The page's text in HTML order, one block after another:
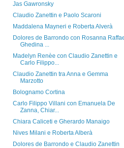
Jas Gawronsky
Claudio Zanettin e Paolo Scaroni
Maddalena Mayneri e Roberta Alverà
Dolores de Barrondo con Rosanna
Ghedina ...
Madelyn Renèe con Claudio Zanettin e
Carlo Filippo...
Claudio Zanettin tra Anna e Gemma
Marzotto
Bolognamo Cortina
Carlo Filippo Villani con Emanuela De
Zanna, Chiar...
Chiara Caliceti e Gherardo Manaigo
Nives Milani e Roberta Alberà
Dolores de Barrondo e Claudio Zanettin